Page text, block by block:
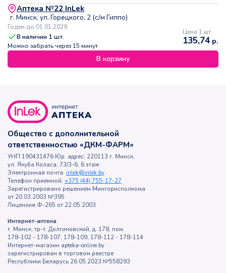
Аптека №22 InLek
г. Минск, ул. Горецкого, 2 (с/м Гиппо)
Годен до 01.01.2029
В наличии 1 шт.
Можно забрать через 15 минут
Цена 1 шт.
135,74 р.
В корзину
Общество с дополнительной
ответственностью «ДКМ-ФАРМ»
УНП 190431476 Юр. адрес: 220113 г. Минск,
ул. Якуба Коласа, 73/3-6, 6 этаж
Электронная почта: inlek@inlek.by
Телефон приемной: +375 (44) 755-17-27
Зарегистрировано решением Мингорисполкома
от 20.03.2003 №395
Лицензия Ф-265 от 22.05.2003
Интернет-аптека
г. Минск, тр-т. Долгиновский, д. 178, пом.
178-102 - 178-107, 178-109, 178-112 - 178-114
Интернет-магазин apteka-online.by
зарегистрирован в торговом реестре
Республики Беларусь 26.05.2023 №558293